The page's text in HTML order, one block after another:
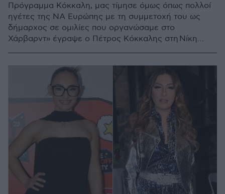
Πρόγραμμα Κόκκαλη, μας τίμησε όμως όπως πολλοί
ηγέτες της ΝΑ Ευρώπης με τη συμμετοχή του ως
δήμαρχος σε ομιλίες που οργανώσαμε στο
Χάρβαρντ» έγραψε ο Πέτρος Κόκκαλης στη Νίκη